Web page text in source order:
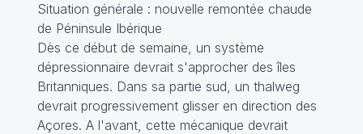
Situation générale : nouvelle remontée chaude
de Péninsule Ibérique
Dès ce début de semaine, un système
dépressionnaire devrait s'approcher des îles
Britanniques. Dans sa partie sud, un thalweg
devrait progressivement glisser en direction des
Açores. A l'avant, cette mécanique devrait